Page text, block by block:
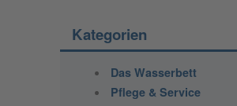
Kategorien
Das Wasserbett
Pflege & Service